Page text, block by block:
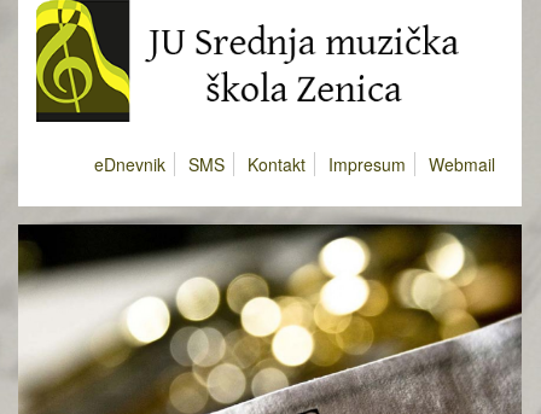
eDnevnik SMS Kontakt Impresum Webmail